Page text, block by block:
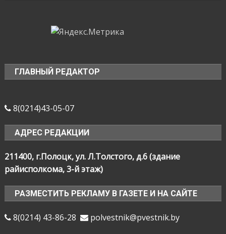
ГЛАВНЫЙ РЕДАКТОР
8(0214)43-05-07
АДРЕС РЕДАКЦИИ
211400, г.Полоцк, ул. Л.Толстого, д.6 (здание
райисполкома, 3-й этаж)
РАЗМЕСТИТЬ РЕКЛАМУ В ГАЗЕТЕ И НА САЙТЕ
8(0214) 43-86-28 polvestnik@pvestnik.by